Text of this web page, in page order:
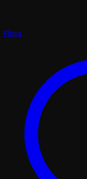
Plays